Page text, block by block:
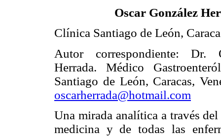
Oscar González
Clínica Santiago de León,
Autor correspondiente: Dr.
Herrada. Médico
Santiago de León, Caracas,
oscarherrada@hotmail.com
Una mirada analítica a través
medicina y de todas las